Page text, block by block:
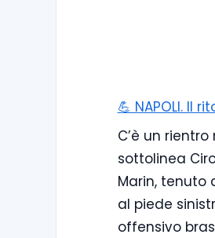
💪 NAPOLI. Il
C’è un
sottolinea
Marin, tenuto
al piede
offensivo